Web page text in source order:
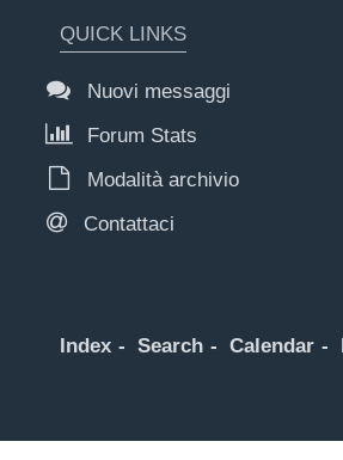
QUICK LINKS
Nuovi messaggi
Forum Stats
Modalità archivio
Contattaci
Index Search Calendar